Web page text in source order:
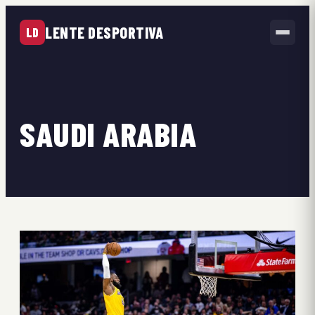
LD LENTE DESPORTIVA
SAUDI ARABIA